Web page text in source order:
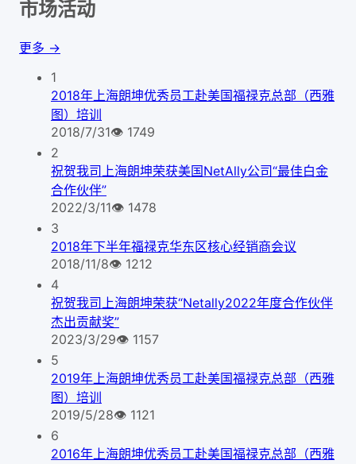
市场活动
更多 →
1
2018年上海朗坤优秀员工赴美国福禄克总部（西雅
图）培训
2018/7/31👁 1749
2
祝贺我司上海朗坤荣获美国NetAlly公司“最佳白金
合作伙伴”
2022/3/11👁 1478
3
2018年下半年福禄克华东区核心经销商会议
2018/11/8👁 1212
4
祝贺我司上海朗坤荣获“Netally2022年度合作伙伴
杰出贡献奖”
2023/3/29👁 1157
5
2019年上海朗坤优秀员工赴美国福禄克总部（西雅
图）培训
2019/5/28👁 1121
6
2016年上海朗坤优秀员工赴美国福禄克总部（西雅